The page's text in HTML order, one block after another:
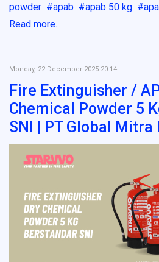
powder
apab apab 50 kg
Read more...
Monday, 22 December 2025 20:14
Fire Extinguisher /
Chemical Powder 5
SNI | PT Global